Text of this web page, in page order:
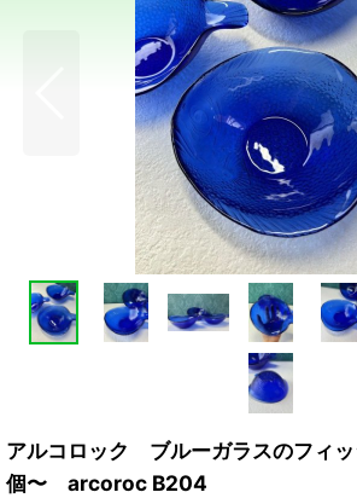
アルコロック ブルーガラスのフィ
個〜 arcoroc B204